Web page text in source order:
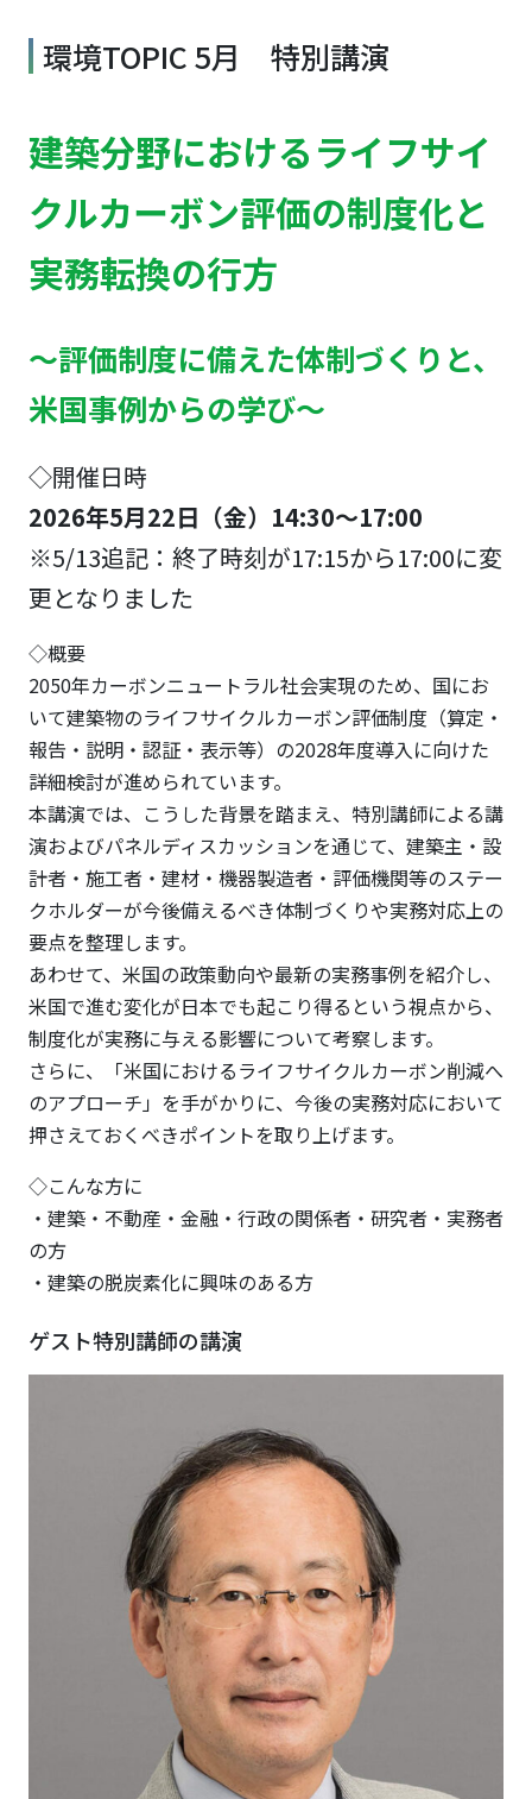
環境TOPIC 5月 特別講演
建築分野におけるライフサイ
クルカーボン評価の制度化と
実務転換の行方
～評価制度に備えた体制づくりと、
米国事例からの学び～
◇開催日時
2026年5月22日（金）14:30～17:00
※5/13追記：終了時刻が17:15から17:00に変
更となりました
◇概要
2050年カーボンニュートラル社会実現のため、国にお
いて建築物のライフサイクルカーボン評価制度（算定・
報告・説明・認証・表示等）の2028年度導入に向けた
詳細検討が進められています。
本講演では、こうした背景を踏まえ、特別講師による講
演およびパネルディスカッションを通じて、建築主・設
計者・施工者・建材・機器製造者・評価機関等のステー
クホルダーが今後備えるべき体制づくりや実務対応上の
要点を整理します。
あわせて、米国の政策動向や最新の実務事例を紹介し、
米国で進む変化が日本でも起こり得るという視点から、
制度化が実務に与える影響について考察します。
さらに、「米国におけるライフサイクルカーボン削減へ
のアプローチ」を手がかりに、今後の実務対応において
押さえておくべきポイントを取り上げます。
◇こんな方に
・建築・不動産・金融・行政の関係者・研究者・実務者
の方
・建築の脱炭素化に興味のある方
ゲスト特別講師の講演